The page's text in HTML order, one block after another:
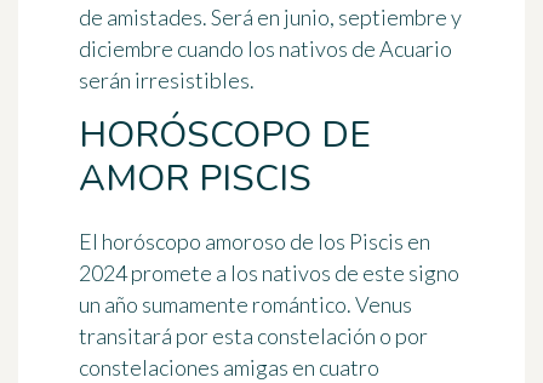
de amistades. Será en junio, septiembre y
diciembre cuando los nativos de Acuario
serán irresistibles.
HORÓSCOPO DE
AMOR PISCIS
El horóscopo amoroso de los Piscis en
2024 promete a los nativos de este signo
un año sumamente romántico. Venus
transitará por esta constelación o por
constelaciones amigas en cuatro